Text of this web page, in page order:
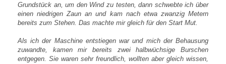
Grundstück an, um den Wind zu testen, dann schwebte ich über
einen niedrigen Zaun an und kam nach etwa zwanzig Metern
bereits zum Stehen. Das machte mir gleich für den Start Mut.
Als ich der Maschine entstiegen war und mich der Behausung
zuwandte, kamen mir bereits zwei halbwüchsige Burschen
entgegen. Sie waren sehr freundlich, wollten aber gleich wissen,